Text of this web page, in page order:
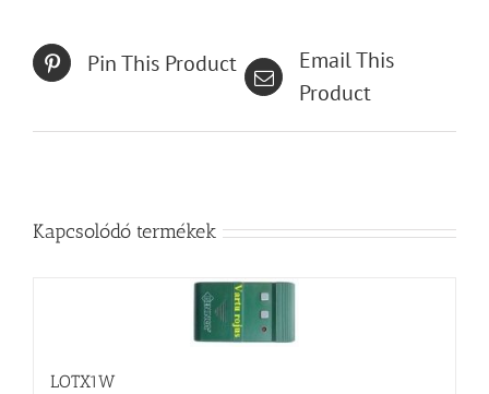
Pin This Product
Email This
Product
Kapcsolódó termékek
LOTX1W